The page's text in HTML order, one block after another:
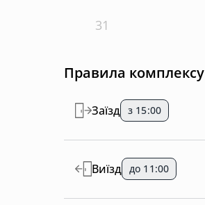
31
Правила комплексу
Заїзд з 15:00
Виїзд до 11:00